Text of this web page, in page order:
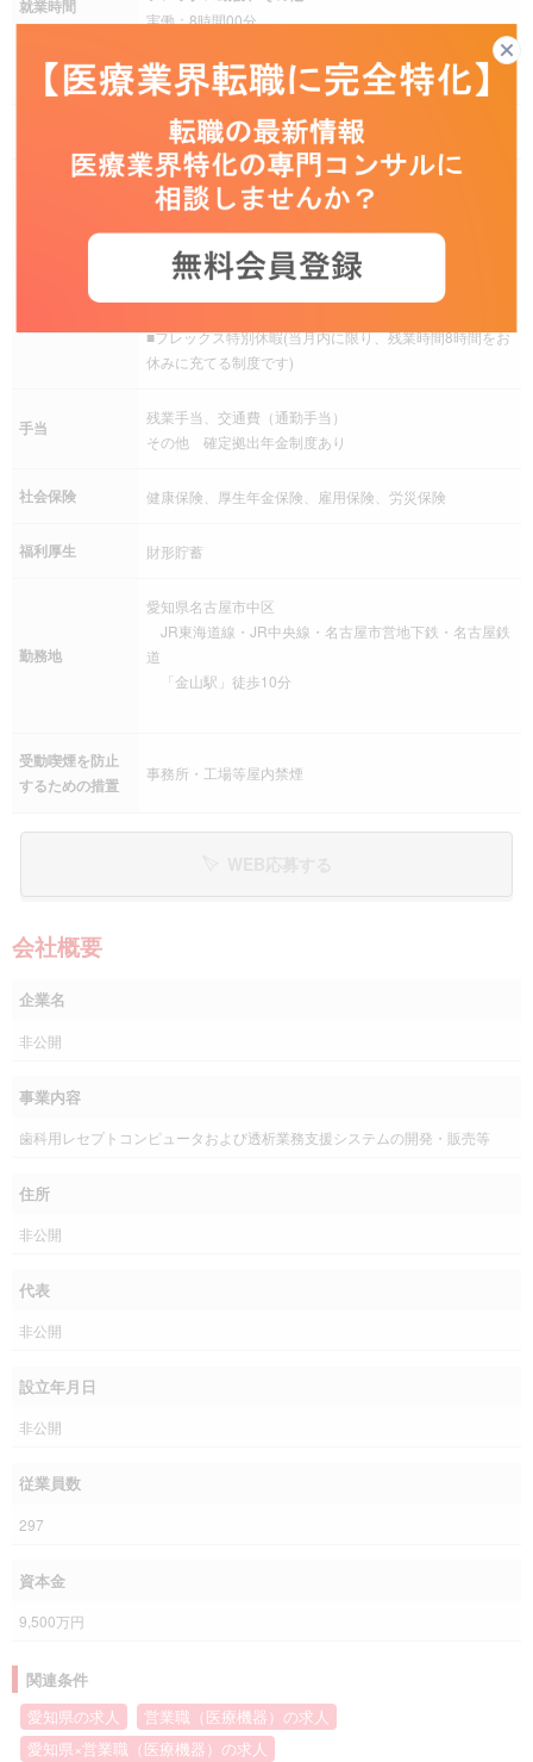
就業時間
実働：8時間00分
フレックスタイム制（コアタイム：無）
その他 月20時間未満の見込み
完全週休二日制（土日曜日）、祝日、夏季休暇、年末年
始、有給休暇、慶弔休暇、産前産後休暇、介護休暇、年
間休日120日以上
■職種により2ヶ月に1度、第1か第2土曜日が出社日とな
る場合があります。その場合は同月第2か第3木曜日が休
■フレックス特別休暇(当月内に限り、残業時間8時間をお
休みに充てる制度です)
手当
残業手当、交通費（通勤手当）
その他 確定拠出年金制度あり
社会保険 健康保険、厚生年金保険、雇用保険、労災保険
福利厚生 財形貯蓄
勤務地
愛知県名古屋市中区
JR東海道線・JR中央線・名古屋市営地下鉄・名古屋鉄
道
「金山駅」徒歩10分
受動喫煙を防止
するための措置
事務所・工場等屋内禁煙
会社概要
企業名
非公開
事業内容
歯科用レセプトコンピュータおよび透析業務支援システムの開発・販売等
住所
非公開
代表
非公開
設立年月日
非公開
従業員数
297
資本金
9,500万円
関連条件
愛知県の求人
営業職（医療機器）の求人
愛知県×営業職（医療機器）の求人